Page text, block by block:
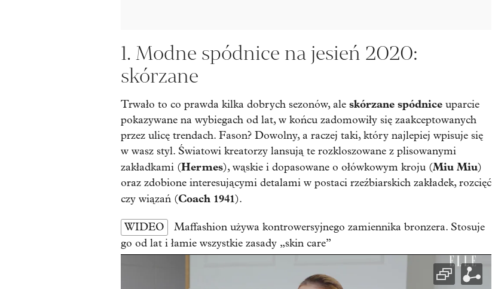
1. Modne spódnice na jesień 2020:
skórzane
Trwało to co prawda kilka dobrych sezonów, ale skórzane spódnice uparcie
pokazywane na wybiegach od lat, w końcu zadomowiły się zaakceptowanych
przez ulicę trendach. Fason? Dowolny, a raczej taki, który najlepiej wpisuje się
w wasz styl. Światowi kreatorzy lansują te rozkloszowane z plisowanymi
zakładkami (Hermes), wąskie i dopasowane o ołówkowym kroju (Miu Miu)
oraz zdobione interesującymi detalami w postaci rzeźbiarskich zakładek, rozcięć
czy wiązań (Coach 1941).
WIDEO
Maffashion używa kontrowersyjnego zamiennika bronzera. Stosuje
go od lat i łamie wszystkie zasady „skin care”